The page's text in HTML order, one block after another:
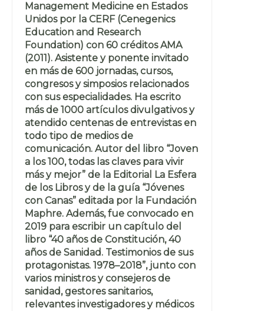
Management Medicine en Estados
Unidos por la CERF (Cenegenics
Education and Research
Foundation) con 60 créditos AMA
(2011). Asistente y ponente invitado
en más de 600 jornadas, cursos,
congresos y simposios relacionados
con sus especialidades. Ha escrito
más de 1000 artículos divulgativos y
atendido centenas de entrevistas en
todo tipo de medios de
comunicación. Autor del libro “Joven
a los 100, todas las claves para vivir
más y mejor” de la Editorial La Esfera
de los Libros y de la guía “Jóvenes
con Canas” editada por la Fundación
Maphre. Además, fue convocado en
2019 para escribir un capítulo del
libro “40 años de Constitución, 40
años de Sanidad. Testimonios de sus
protagonistas. 1978–2018”, junto con
varios ministros y consejeros de
sanidad, gestores sanitarios,
relevantes investigadores y médicos